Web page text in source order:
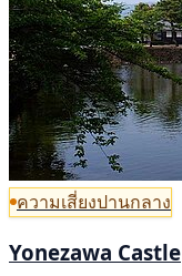
ความเสี่ยงปานกลาง
Yonezawa Castle